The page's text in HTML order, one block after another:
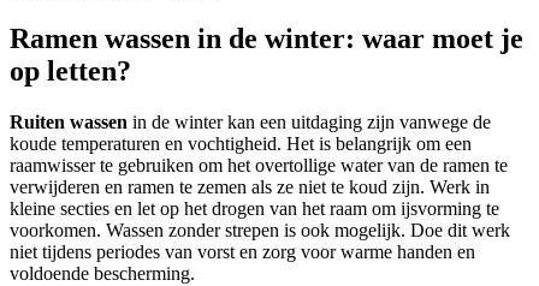
Ramen wassen in de winter: waar moet je
op letten?
Ruiten wassen in de winter kan een uitdaging zijn vanwege de
koude temperaturen en vochtigheid. Het is belangrijk om een
raamwisser te gebruiken om het overtollige water van de ramen te
verwijderen en ramen te zemen als ze niet te koud zijn. Werk in
kleine secties en let op het drogen van het raam om ijsvorming te
voorkomen. Wassen zonder strepen is ook mogelijk. Doe dit werk
niet tijdens periodes van vorst en zorg voor warme handen en
voldoende bescherming.